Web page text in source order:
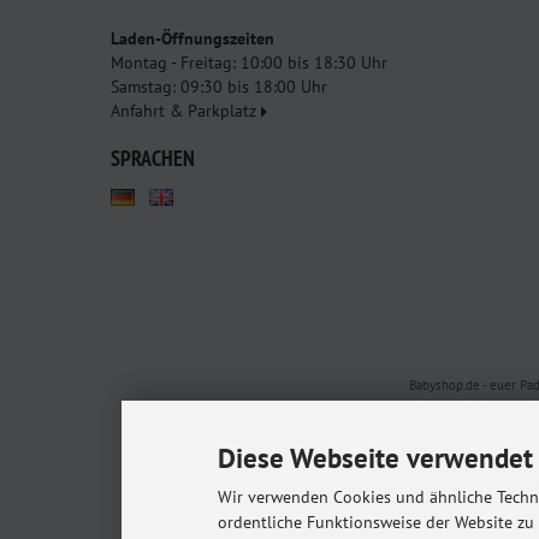
Laden-Öffnungszeiten
Montag - Freitag: 10:00 bis 18:30 Uhr
Samstag: 09:30 bis 18:00 Uhr
Anfahrt & Parkplatz
SPRACHEN
Babyshop.de - euer
Kindersitze, Babybettchen
* Gilt für Lieferungen
©
Diese Webseite
Wir verwenden Cookies und ähnliche
ordentliche Funktionsweise der Website